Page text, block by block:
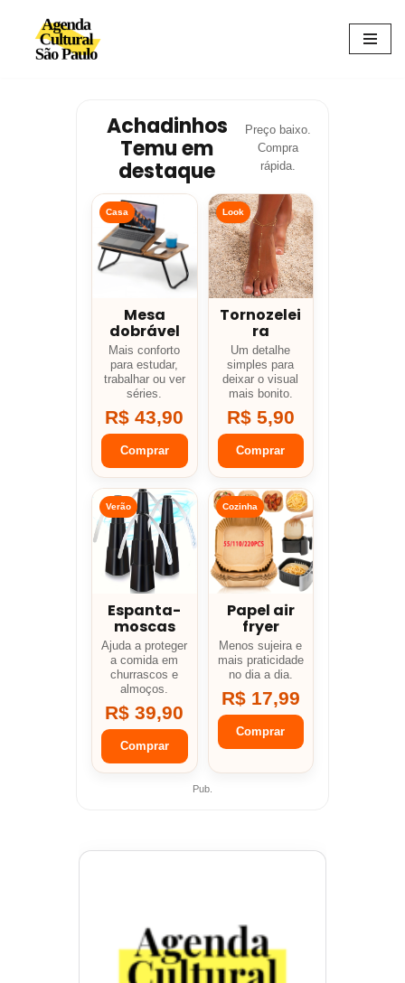
Avançar
Achadinhos
Temu em
destaque
Preço baixo.
Compra
rápida.
Casa
Mesa
dobrável
Mais conforto
para estudar,
trabalhar ou ver
séries.
R$ 43,90
Comprar
Look
Tornozelei
ra
Um detalhe
simples para
deixar o visual
mais bonito.
R$ 5,90
Comprar
Verão
Espanta-
moscas
Ajuda a proteger
a comida em
churrascos e
almoços.
R$ 39,90
Comprar
Cozinha
Papel air
fryer
Menos sujeira e
mais praticidade
no dia a dia.
R$ 17,99
Comprar
Pub.